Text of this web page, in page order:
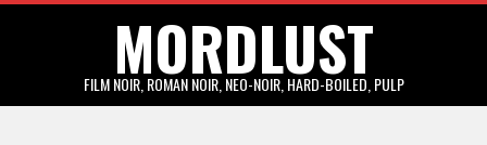
MORDLUST
FILM NOIR, ROMAN NOIR, NEO-NOIR, HARD-BOILED, PULP